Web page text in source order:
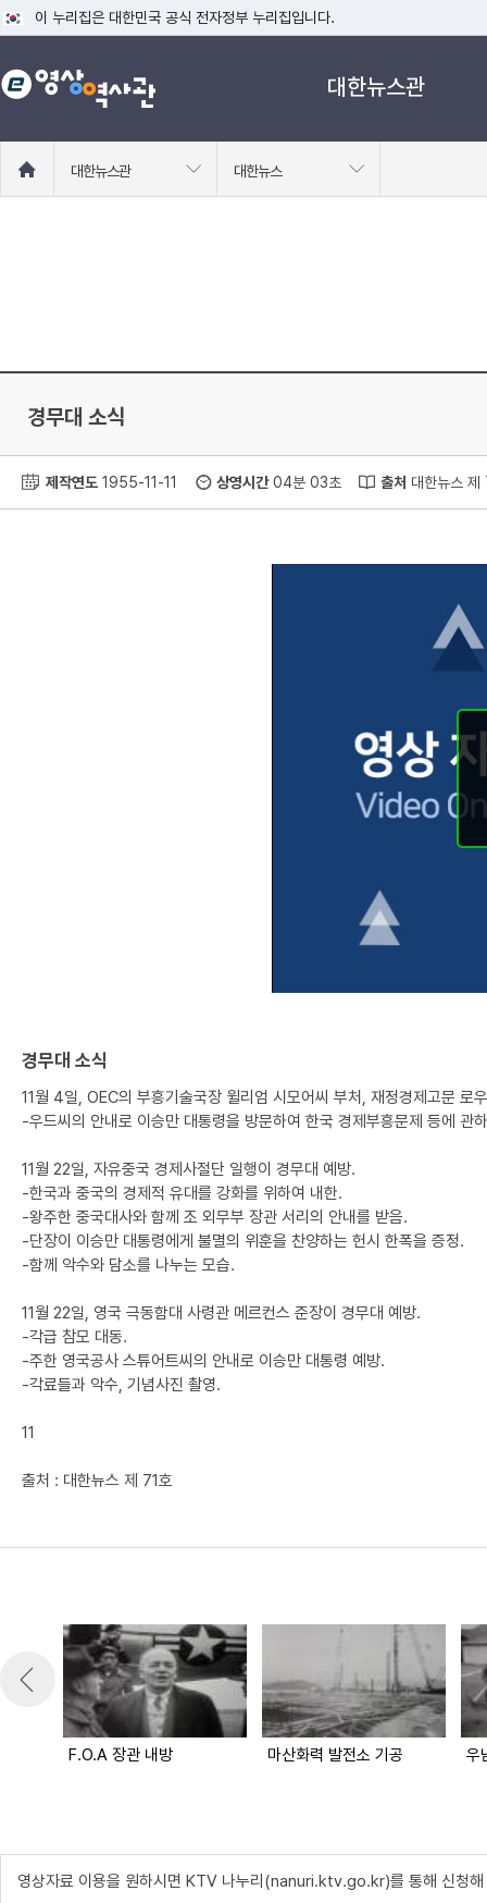
이 누리집은 대한민국 공식 전자정부 누리집입니다.
공식 누리집 주소 확인하기
go.kr 주소를 사용하는 누리집은 대한민국 정부기관이 관리하는 누리집입니
대한뉴스관
로
대한뉴스관 대한뉴스
경무대 소식
제작연도 1955-11-11 상영시간04분 03초 출처 대한뉴스 제
경무대 소식
11월 4일, OEC의 부흥기술국장 윌리엄 시모어씨 부처, 재정경제고문 로
-우드씨의 안내로 이승만 대통령을 방문하여 한국 경제부흥문제 등에 관
11월 22일, 자유중국 경제사절단 일행이 경무대 예방.
-한국과 중국의 경제적 유대를 강화를 위하여 내한.
-왕주한 중국대사와 함께 조 외무부 장관 서리의 안내를 받음.
-단장이 이승만 대통령에게 불멸의 위훈을 찬양하는 헌시 한폭을 증정.
-함께 악수와 담소를 나누는 모습.
11월 22일, 영국 극동함대 사령관 메르컨스 준장이 경무대 예방.
-각급 참모 대동.
-주한 영국공사 스튜어트씨의 안내로 이승만 대통령 예방.
-각료들과 악수, 기념사진 촬영.
11
출처 : 대한뉴스 제 71호
F.O.A 장관 내방 마산화력 발전소 기공 우
영상자료 이용을 원하시면 KTV 나누리(nanuri.ktv.go.kr)를 통해 신청해